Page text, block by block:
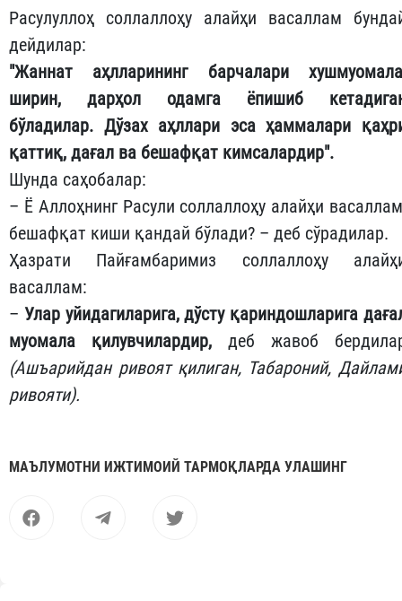
Расулуллоҳ соллаллоҳу алайҳи васаллам
дейдилар:
"Жаннат аҳлларининг барчалари
ширин, дарҳол одамга ёпишиб
бўладилар. Дўзах аҳллари эса ҳаммалари
қаттиқ, дағал ва бешафқат кимсалардир".
Шунда саҳобалар:
– Ё Аллоҳнинг Расули соллаллоҳу алайҳи
бешафқат киши қандай бўлади? – деб сўрадилар.
Ҳазрати Пайғамбаримиз соллаллоҳу
васаллам:
– Улар уйидагиларига, дўсту қариндошларига
муомала қилувчилардир, деб жавоб
(Ашъарийдан ривоят қилиган, Табароний,
ривояти).
МАЪЛУМОТНИ ИЖТИМОИЙ ТАРМОҚЛАРДА УЛАШИНГ